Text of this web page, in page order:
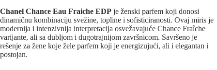
Chanel Chance Eau Fraiche EDP je ženski parfem koji donosi
dinamičnu kombinaciju svežine, topline i sofisticiranosti. Ovaj miris je
modernija i intenzivnija interpretacija osvežavajuće Chance Fraîche
varijante, ali sa dubljom i dugotrajnijom završnicom. Savršeno je
rešenje za žene koje žele parfem koji je energizujući, ali i elegantan i
postojan.